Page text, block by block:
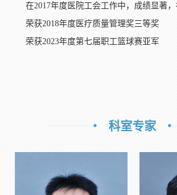
在2017年度医院工会工作中，成绩显著
荣获2018年度医疗质量管理奖三等奖
荣获2023年度第七届职工篮球赛亚军
科室专家